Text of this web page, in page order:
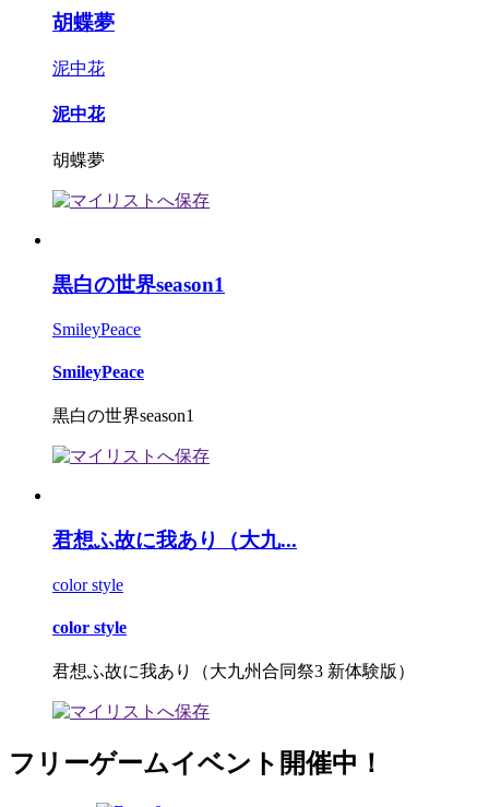
胡蝶夢
泥中花
泥中花
胡蝶夢
黒白の世界season1
SmileyPeace
SmileyPeace
黒白の世界season1
君想ふ故に我あり（大九...
color style
color style
君想ふ故に我あり（大九州合同祭3 新体験版）
フリーゲームイベント開催中！